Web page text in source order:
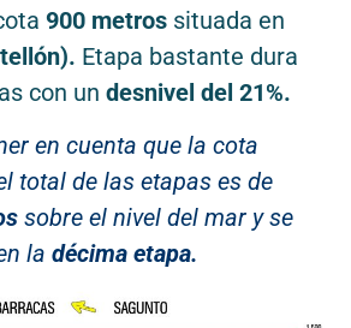
900 metros situada en
Etapa bastante dura
con un desnivel del 21%.
en cuenta que la cota
total de las etapas es de
sobre el nivel del mar y se
la décima etapa.